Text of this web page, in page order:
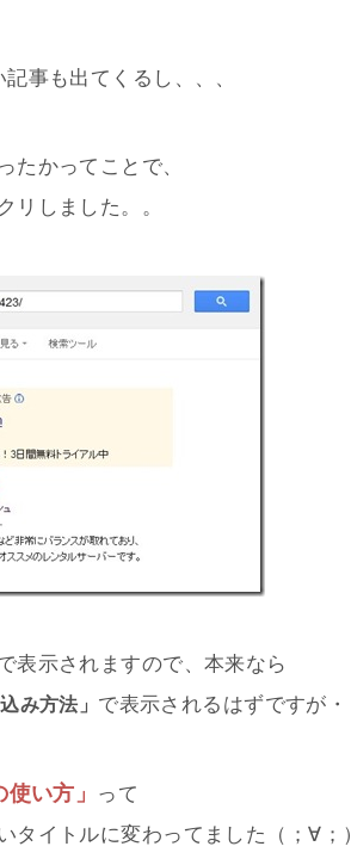
事も出てくるし、、、
たかってことで、
リしました。。
表示されますので、本来なら
み方法」 で表示されるはずですが・
い方」
って
タイトルに変わってました（；∀；）